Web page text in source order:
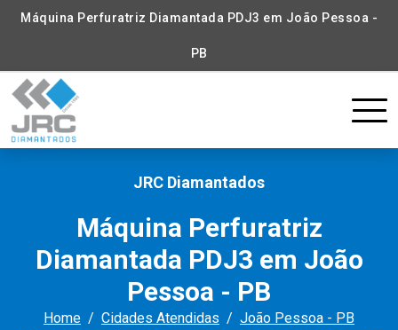
Máquina Perfuratriz Diamantada PDJ3 em João Pessoa -
PB
JRC Diamantados
Máquina Perfuratriz
Diamantada PDJ3 em João
Pessoa - PB
Home Cidades Atendidas
João Pessoa - PB